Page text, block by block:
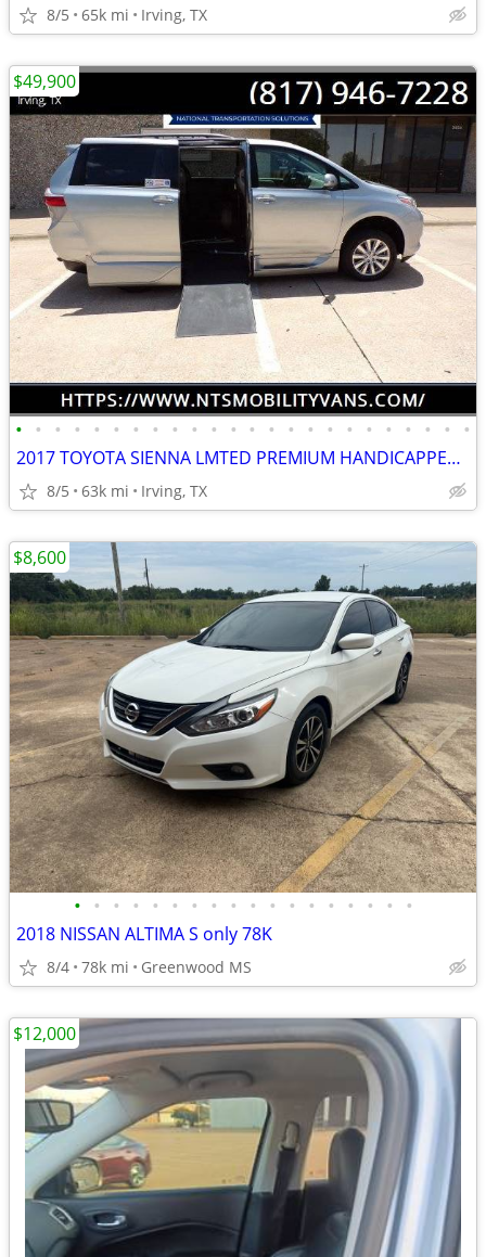
8/5 65k mi Irving, TX
• • • • • • • • • • • • • • • • • • • • • • • •
2017 TOYOTA SIENNA LMTED PREMIUM HANDICAPPED WHEELCHAIR PWR RAMP VAN
8/5 63k mi Irving, TX
$49,900
• • • • • • • • • • • • • • • • • •
2018 NISSAN ALTIMA S only 78K
8/4 78k mi Greenwood MS
$8,600
$12,000